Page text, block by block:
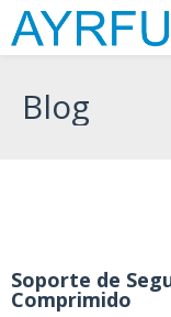
Blog
Soporte de
Comprimido